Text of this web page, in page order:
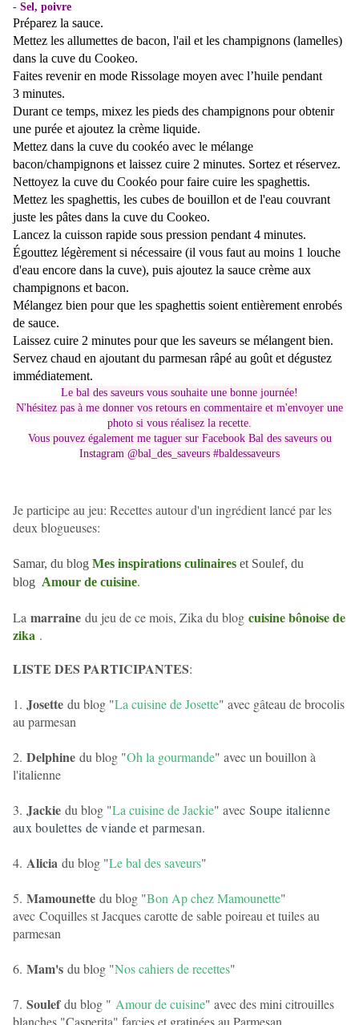
- Sel, poivre
Préparez la sauce.
Mettez les allumettes de bacon, l'ail et les champignons (lamelles)
dans la cuve du Cookeo.
Faites revenir en mode Rissolage moyen avec l’huile pendant
3 minutes.
Durant ce temps, mixez les pieds des champignons pour obtenir
une purée et ajoutez la crème liquide.
Mettez dans la cuve du cookéo avec le mélange
bacon/champignons et laissez cuire 2 minutes. Sortez et réservez.
Nettoyez la cuve du Cookéo pour faire cuire les spaghettis.
Mettez les spaghettis, les cubes de bouillon et de l'eau couvrant
juste les pâtes dans la cuve du Cookeo.
Lancez la cuisson rapide sous pression pendant 4 minutes.
Égouttez légèrement si nécessaire (il vous faut au moins 1 louche
d'eau encore dans la cuve), puis ajoutez la sauce crème aux
champignons et bacon.
Mélangez bien pour que les spaghettis soient entièrement enrobés
de sauce.
Laissez cuire 2 minutes pour que les saveurs se mélangent bien.
Servez chaud en ajoutant du parmesan râpé au goût et dégustez
immédiatement.
Le bal des saveurs vous souhaite une bonne journée!
N'hésitez pas à me donner vos retours en commentaire et m'envoyer une
photo si vous réalisez la recette.
Vous pouvez également me taguer sur Facebook Bal des saveurs ou
Instagram @bal_des_saveurs #baldessaveurs
Je participe au jeu: Recettes autour d'un ingrédient lancé par les
deux blogueuses:
Samar, du blog Mes inspirations culinaires et Soulef, du
blog Amour de cuisine.
La marraine du jeu de ce mois, Zika du blog cuisine bônoise de
zika .
LISTE DES PARTICIPANTES:
1. Josette du blog "La cuisine de Josette" avec gâteau de brocolis
au parmesan
2. Delphine du blog "Oh la gourmande" avec un bouillon à
l'italienne
3. Jackie du blog "La cuisine de Jackie" avec Soupe italienne
aux boulettes de viande et parmesan.
4. Alicia du blog "Le bal des saveurs"
5. Mamounette du blog "Bon Ap chez Mamounette"
avec Coquilles st Jacques carotte de sable poireau et tuiles au
parmesan
6. Mam's du blog "Nos cahiers de recettes"
7. Soulef du blog " Amour de cuisine" avec des mini citrouilles